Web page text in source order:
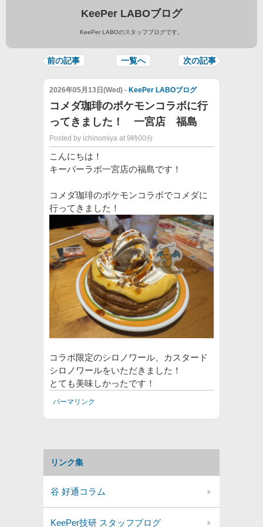
KeePer LABOブログ
KeePer LABOのスタッフブログです。
前の記事 一覧へ 次の記事
2026年05月13日(Wed) - KeePer LABOブログ
コメダ珈琲のポケモンコラボに行
ってきました！ 一宮店 福島
Posted by ichinomiya at 9時00分
こんにちは！
キーパーラボ一宮店の福島です！
コメダ珈琲のポケモンコラボでコメダに
行ってきました！
コラボ限定のシロノワール、カスタード
シロノワールをいただきました！
とても美味しかったです！
パーマリンク
リンク集
谷 好通コラム
KeePer技研 スタッフブログ